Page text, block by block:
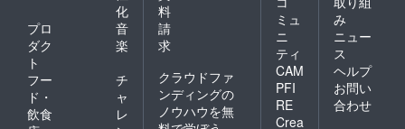
化
プロ
ダク
ト
音
楽
フー
ド・
飲食
チ
ャ
レ
料
請
求
クラウドファ
ンディングの
ノウハウを無
ミュ
ニ
ティ
CAM
PFI
RE
Crea
み
ニュー
ス
ヘルプ
お問い
合わせ